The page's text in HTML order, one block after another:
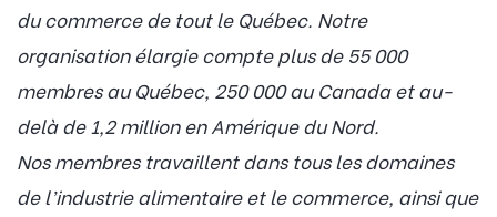
du commerce de tout le Québec. Notre
organisation élargie compte plus de 55 000
membres au Québec, 250 000 au Canada et au-
delà de 1,2 million en Amérique du Nord.
Nos membres travaillent dans tous les domaines
de l’industrie alimentaire et le commerce, ainsi que